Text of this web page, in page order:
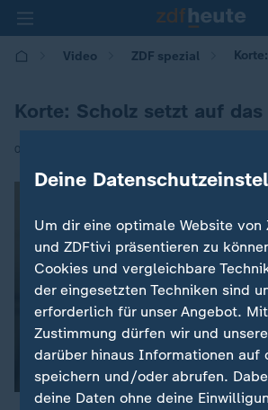
Video ZDF spezial
Korte: Scholz setzt auf
07.11.2024 | 19:25
Deine
Um dir eine optimale Website von
und ZDFtivi präsentieren zu
Cookies und vergleichbare
der eingesetzten Techniken sind
erforderlich für unser Angebot.
Zustimmung dürfen wir und
darüber hinaus Informationen auf
speichern und/oder abrufen.
deine Daten ohne deine